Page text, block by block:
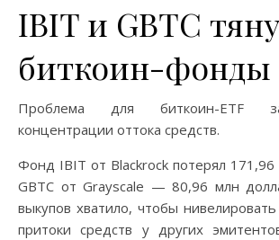
IBIT и GBTC
биткоин-фонды
Проблема для биткоин-ETF
концентрации оттока средств.
Фонд IBIT от Blackrock потерял 171,96
GBTC от Grayscale — 80,96 млн
выкупов хватило, чтобы
притоки средств у других